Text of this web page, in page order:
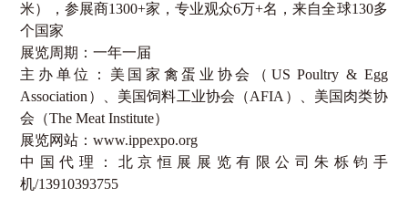
米），参展商1300+家，专业观众6万+名，来自全球130多
个国家
展览周期：一年一届
主办单位：美国家禽蛋业协会（ US Poultry & Egg
Association ）、美国饲料工业协会（AFIA ）、美国肉类协
会（The Meat Institute）
展览网站：www.ippexpo.org
中国代理：北京恒展展览有限公司朱栎钧手
机/13910393755